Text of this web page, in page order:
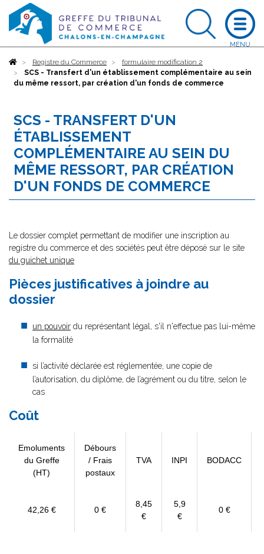
AccueilRegistre du Commerce
formulaire modification 2
SCS - Transfert d'un établissement complémentaire au sein
du même ressort, par création d'un fonds de commerce
SCS - TRANSFERT D'UN
ÉTABLISSEMENT
COMPLÉMENTAIRE AU SEIN DU
MÊME RESSORT, PAR CRÉATION
D'UN FONDS DE COMMERCE
Le dossier complet permettant de modifier une inscription au
registre du commerce et des sociétés peut être déposé sur le site
du guichet unique
Pièces justificatives à joindre au
dossier
un pouvoir du représentant légal, s'il n'effectue pas lui-même
la formalité
si l’activité déclarée est réglementée, une copie de
l’autorisation, du diplôme, de l’agrément ou du titre, selon le
cas
Coût
Emoluments
du Greffe
(HT)
Débours
/ Frais
postaux
TVA INPI BODACC
42,26 € 0 €
8,45
€
5,9
€
0 €